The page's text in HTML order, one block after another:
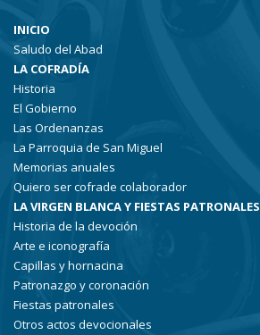
INICIO
Saludo del Abad
LA COFRADÍA
Historia
El Gobierno
Las Ordenanzas
La Parroquia de San Miguel
Memorias anuales
Quiero ser cofrade colaborador
LA VIRGEN BLANCA Y FIESTAS PATRONALES
Historia de la devoción
Arte e iconografía
Capillas y hornacina
Patronazgo y coronación
Fiestas patronales
Otros actos devocionales